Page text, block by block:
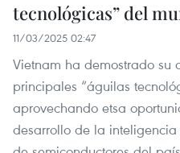
tecnológicas” del
11/03/2025 02:47
Vietnam ha demostrado su
principales “águilas
aprovechando etsa
desarrollo de la